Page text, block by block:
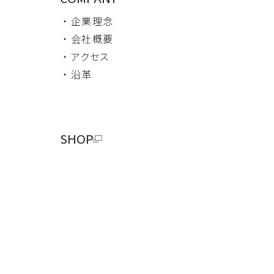
・ 企業理念
・ 会社概要
・ アクセス
・ 沿革
SHOP